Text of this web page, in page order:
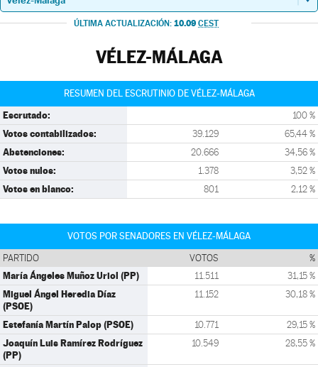
ÚLTIMA ACTUALIZACIÓN: 10.09 CEST
VÉLEZ-MÁLAGA
RESUMEN DEL ESCRUTINIO DE VÉLEZ-MÁLAGA
Escrutado: 100 %
Votos contabilizados: 39.129 65,44 %
Abstenciones: 20.666 34,56 %
Votos nulos: 1.378 3,52 %
Votos en blanco: 801 2,12 %
VOTOS POR SENADORES EN VÉLEZ-MÁLAGA
PARTIDO VOTOS %
María Ángeles Muñoz Uriol (PP) 11.511 31,15 %
Miguel Ángel Heredia Díaz
(PSOE)
11.152 30,18 %
Estefanía Martín Palop (PSOE) 10.771 29,15 %
Joaquín Luis Ramírez Rodríguez
(PP)
10.549 28,55 %